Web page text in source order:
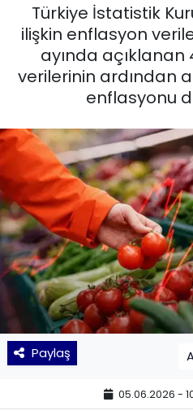
Türkiye İstatistik
ilişkin enflasyon
ayında açıklanan
verilerinin ardından
enflasyonu
Paylaş
05.06.2026 -
EKONOMİ
English News
KÜLTÜR SANAT
MAGAZİN
POLİTİKA
SAĞLIK
Siyaset
SPOR
TEKNOLOJİ
Son Dakika Haberleri
Haber Arşivi